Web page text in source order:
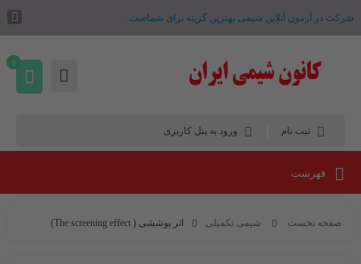
شرکت در آزمون آنلاین شیمی بهترین گزینه برای شماست .
ثبت نام ورود به پنل کاربری
0
فهرست
صفحه نخست شیمی تکمیلی اثر پوششی ( The screening effect)